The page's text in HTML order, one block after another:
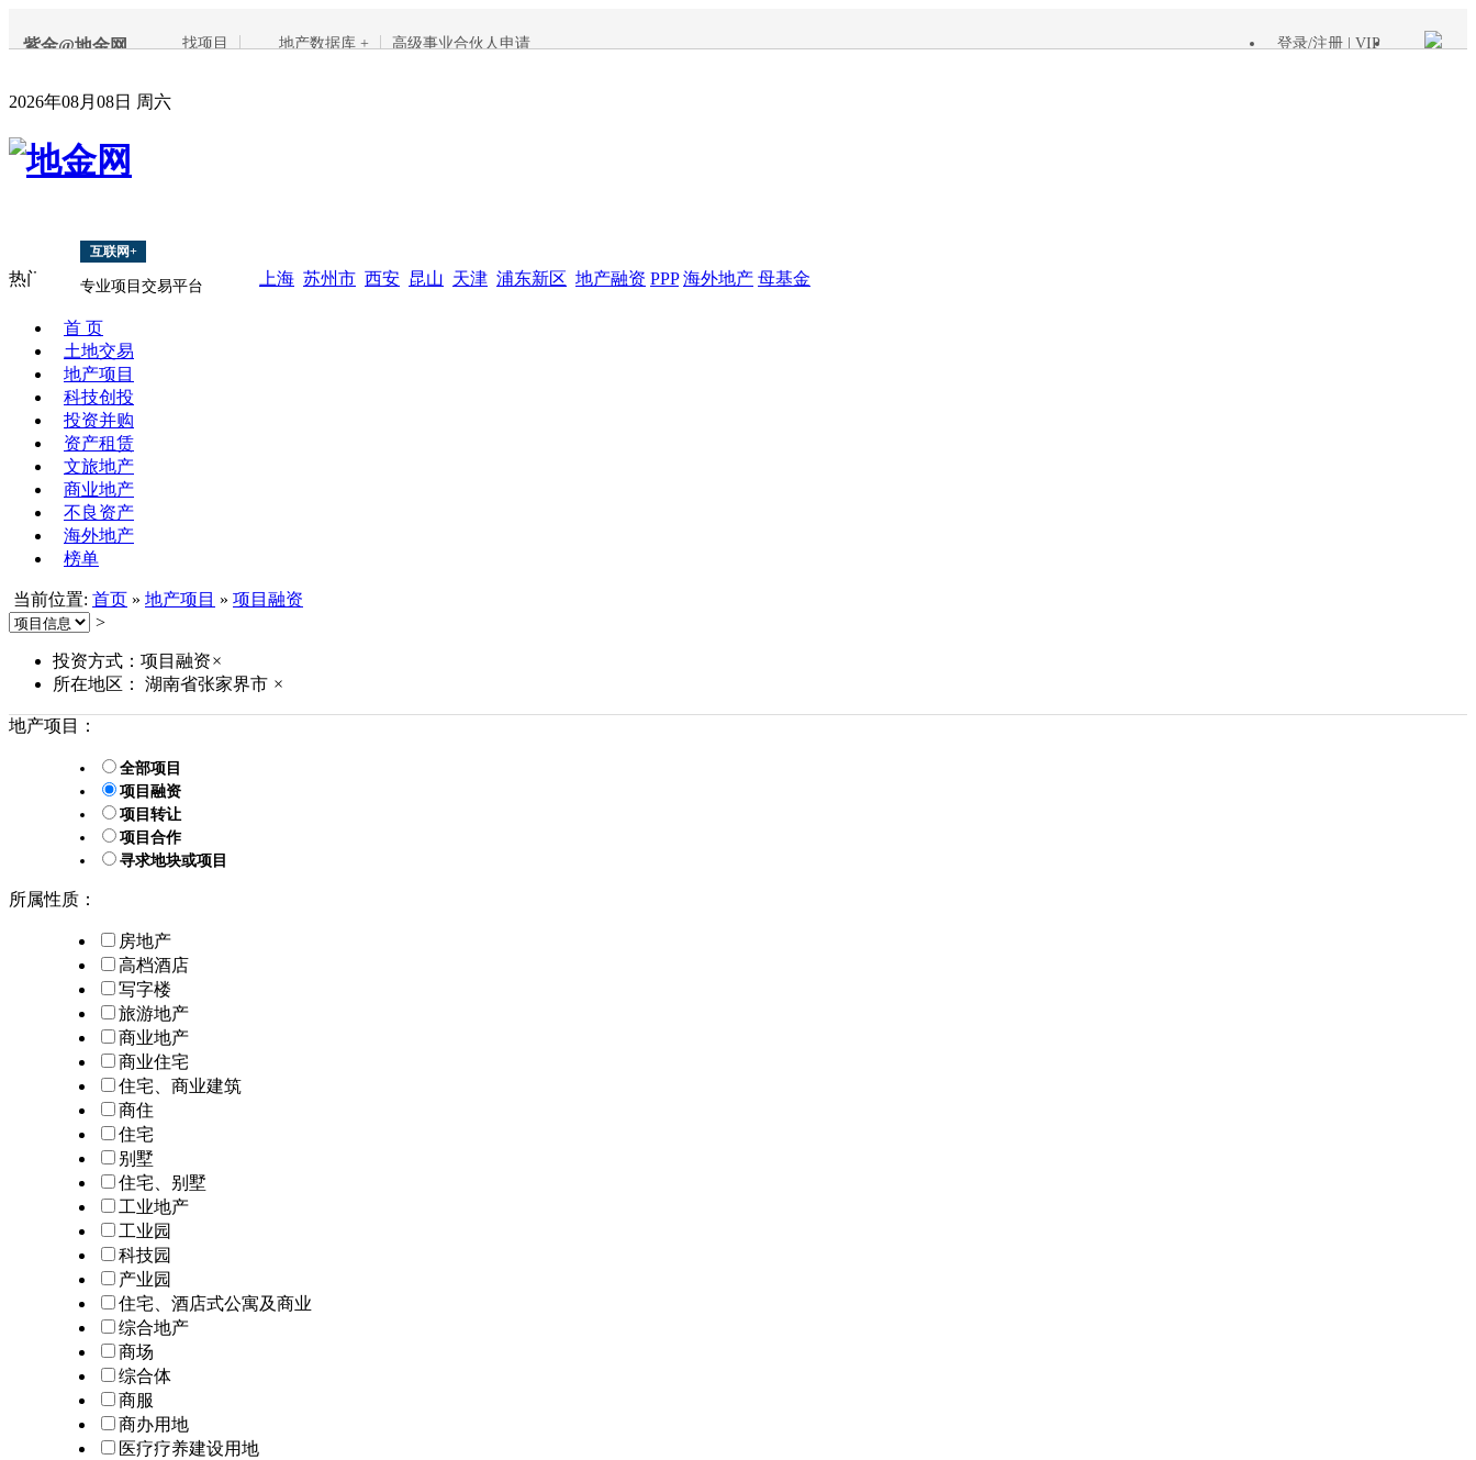
紫金@地金网 找项目 地产数据库 + 高级事业合伙人申请 登录/注册| VIP
2026年08月08日 周六
互联网+
专业项目交易平台
热门搜索：8亿 酒店 2.5 上海 苏州市 西安 昆山 天津 浦东新区 地产融资 PPP 海外地产 母基金
首 页
土地交易
地产项目
科技创投
投资并购
资产租赁
文旅地产
商业地产
不良资产
海外地产
榜单
当前位置: 首页 » 地产项目 » 项目融资
>
投资方式：项目融资×
所在地区： 湖南省张家界市 ×
地产项目：
全部项目
项目融资
项目转让
项目合作
寻求地块或项目
所属性质：
房地产
高档酒店
写字楼
旅游地产
商业地产
商业住宅
住宅、商业建筑
商住
住宅
别墅
住宅、别墅
工业地产
工业园
科技园
产业园
住宅、酒店式公寓及商业
综合地产
商场
综合体
商服
商办用地
医疗疗养建设用地